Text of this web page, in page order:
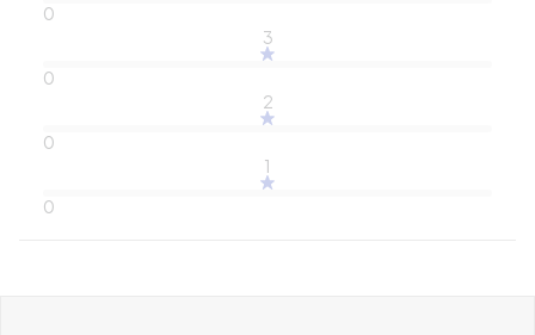
0
3
0
2
0
1
0